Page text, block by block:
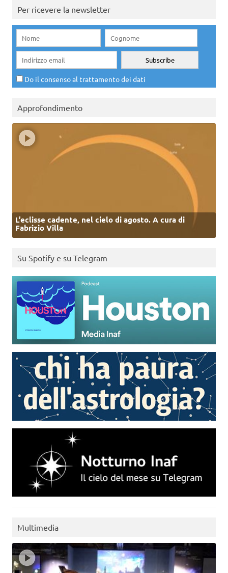
Per ricevere la newsletter
Do il consenso al trattamento dei dati
Approfondimento
L’eclisse cadente, nel cielo di agosto. A cura di
Fabrizio Villa
Su Spotify e su Telegram
Multimedia